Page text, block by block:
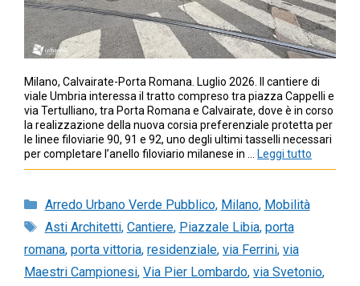
Milano, Calvairate-Porta Romana. Luglio 2026. Il cantiere di
viale Umbria interessa il tratto compreso tra piazza Cappelli e
via Tertulliano, tra Porta Romana e Calvairate, dove è in corso
la realizzazione della nuova corsia preferenziale protetta per
le linee filoviarie 90, 91 e 92, uno degli ultimi tasselli necessari
per completare l’anello filoviario milanese in …
Leggi tutto
Categorie
Arredo Urbano Verde Pubblico, Milano, Mobilità
Tag
Asti Architetti, Cantiere, Piazzale Libia, porta
romana, porta vittoria, residenziale, via Ferrini, via
Maestri Campionesi, Via Pier Lombardo, via Svetonio,